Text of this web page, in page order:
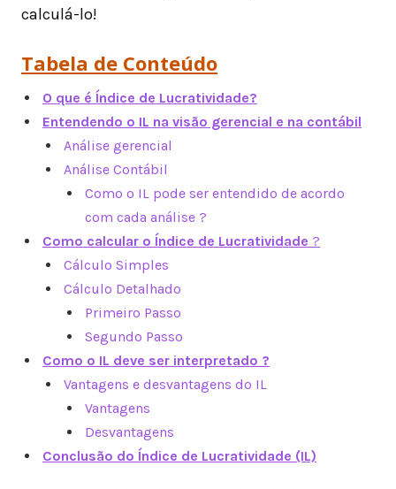
calculá-lo!
Tabela de Conteúdo
O que é Índice de Lucratividade?
Entendendo o IL na visão gerencial e na contábil
Análise gerencial
Análise Contábil
Como o IL pode ser entendido de acordo
com cada análise ?
Como calcular o Índice de Lucratividade ?
Cálculo Simples
Cálculo Detalhado
Primeiro Passo
Segundo Passo
Como o IL deve ser interpretado ?
Vantagens e desvantagens do IL
Vantagens
Desvantagens
Conclusão do Índice de Lucratividade (IL)